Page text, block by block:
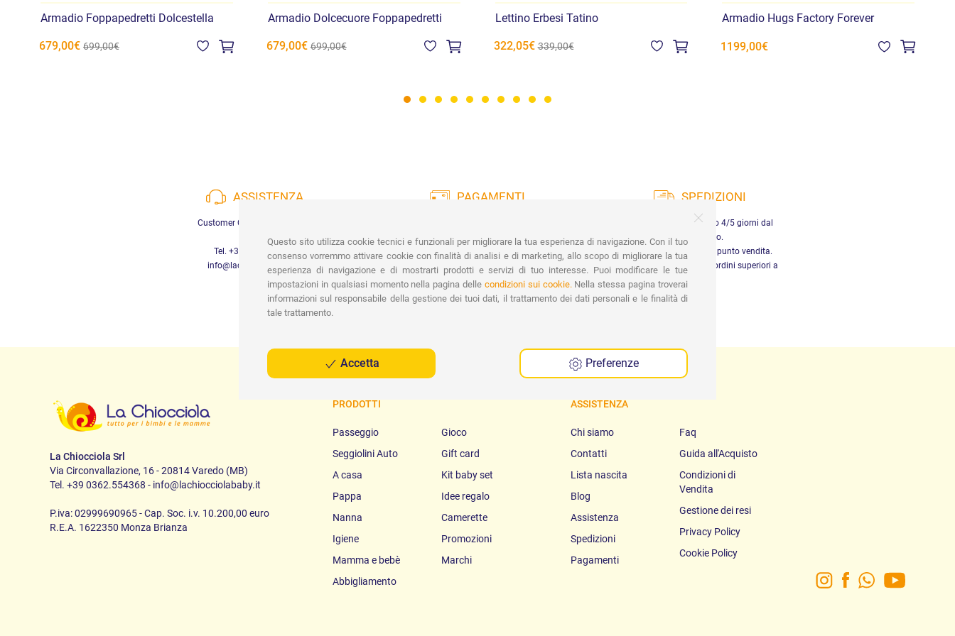
Armadio Foppapedretti Dolcestella
679,00€ 699,00€
Armadio Dolcecuore Foppapedretti
679,00€ 699,00€
Lettino Erbesi Tatino
322,05€ 339,00€
Armadio Hugs Factory Forever
1199,00€
ASSISTENZA
Customer Care a disposizione
Tel. +39 3452280233
info@lachiocciolababy.it
PAGAMENTI
Carte di Credito, Bonifico, PayPal e
Contrassegno.
SPEDIZIONI
Consegna in Italia entro 4/5 giorni dal
pagamento.
Ritiro gratuito presso il punto vendita.
Spedizione gratuita per ordini superiori a
29,90 €
La Chiocciola Srl
Via Circonvallazione, 16 - 20814 Varedo (MB)
Tel. +39 0362.554368 - info@lachiocciolababy.it
P.iva: 02999690965 - Cap. Soc. i.v. 10.200,00 euro
R.E.A. 1622350 Monza Brianza
PRODOTTI
Passeggio
Seggiolini Auto
A casa
Pappa
Nanna
Igiene
Mamma e bebè
Abbigliamento
Gioco
Gift card
Kit baby set
Idee regalo
Camerette
Promozioni
Marchi
ASSISTENZA
Chi siamo
Contatti
Lista nascita
Blog
Assistenza
Spedizioni
Pagamenti
Faq
Guida all'Acquisto
Condizioni di
Vendita
Gestione dei resi
Privacy Policy
Cookie Policy
Questo sito utilizza cookie tecnici e funzionali per migliorare la tua esperienza di navigazione. Con il tuo
consenso vorremmo attivare cookie con finalità di analisi e di marketing, allo scopo di migliorare la tua
esperienza di navigazione e di mostrarti prodotti e servizi di tuo interesse. Puoi modificare le tue
impostazioni in qualsiasi momento nella pagina delle condizioni sui cookie.Nella stessa pagina troverai
informazioni sul responsabile della gestione dei tuoi dati, il trattamento dei dati personali e le finalità di
tale trattamento.
Accetta Preferenze